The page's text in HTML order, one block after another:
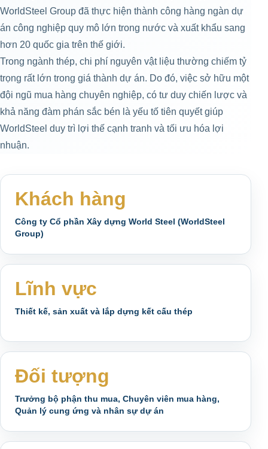
WorldSteel Group đã thực hiện thành công hàng ngàn dự
án công nghiệp quy mô lớn trong nước và xuất khẩu sang
hơn 20 quốc gia trên thế giới.
Trong ngành thép, chi phí nguyên vật liệu thường chiếm tỷ
trọng rất lớn trong giá thành dự án. Do đó, việc sở hữu một
đội ngũ mua hàng chuyên nghiệp, có tư duy chiến lược và
khả năng đàm phán sắc bén là yếu tố tiên quyết giúp
WorldSteel duy trì lợi thế cạnh tranh và tối ưu hóa lợi
nhuận.
Khách hàng
Công ty Cổ phần Xây dựng World Steel (WorldSteel
Group)
Lĩnh vực
Thiết kế, sản xuất và lắp dựng kết cấu thép
Đối tượng
Trưởng bộ phận thu mua, Chuyên viên mua hàng,
Quản lý cung ứng và nhân sự dự án